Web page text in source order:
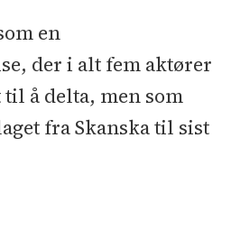
Murmestrene
lNedgravde
Namdal Ressursl
Odd
Gulv
en
der i alt fem aktører
å delta, men som
fra Skanska til sist